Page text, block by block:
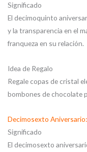
Significado
El decimoquinto
y la transparencia en el
franqueza en su relación.
Idea de Regalo
Regale copas de cristal
bombones de chocolate
Decimosexto
Significado
El decimosexto